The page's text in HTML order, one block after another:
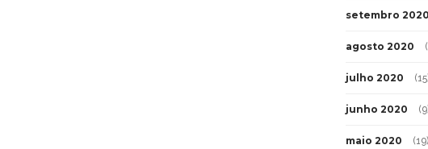
setembro 2020
agosto 2020
julho 2020
junho 2020
maio 2020 (19)